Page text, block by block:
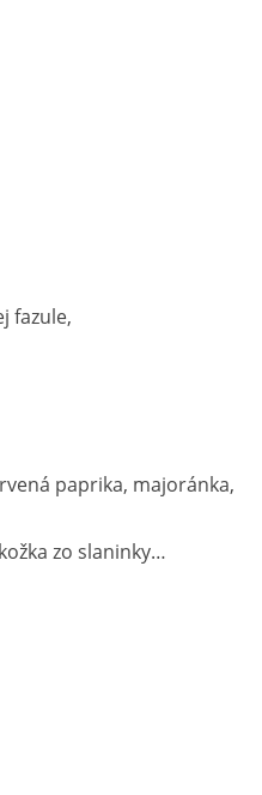
fazule,
paprika, majoránka,
zo slaninky…